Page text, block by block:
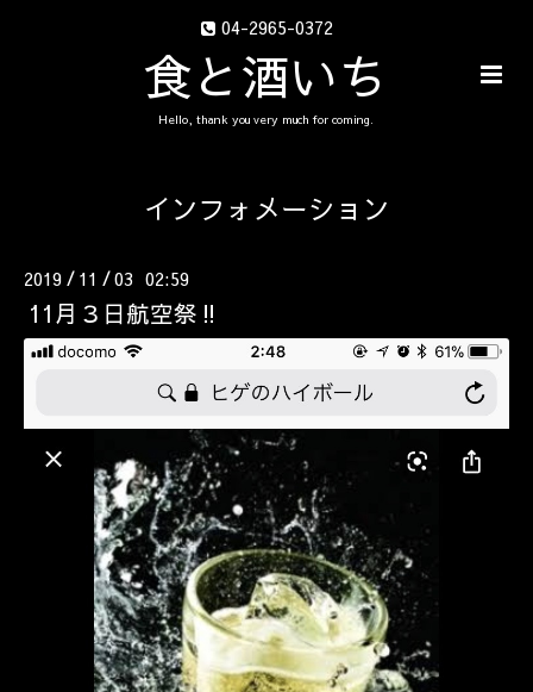
04-2965-0372
食と酒いち
Hello, thank you very much for coming.
インフォメーション
2019 / 11 /03 02:59
11月３日航空祭‼️